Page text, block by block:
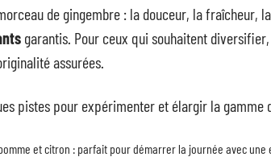
de gingembre : la douceur, la fraîcheur,
garantis. Pour ceux qui souhaitent
assurées.
pistes pour expérimenter et élargir la gamme
et citron : parfait pour démarrer la journée avec une